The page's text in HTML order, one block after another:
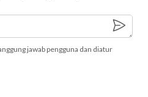
jawab pengguna dan diatur